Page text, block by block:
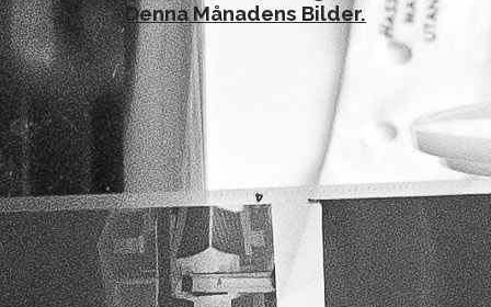
Denna Månadens Bilder.